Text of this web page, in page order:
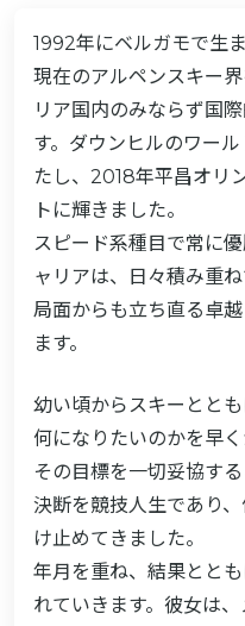
2 トレーニングと準備
スキー用エアバッグ
3-1 大会運営の課題
1992年にベルガモで生
現在のアルペンスキー
リア国内のみならず国
す。ダウンヒルのワー
たし、2018年平昌オリ
トに輝きました。
スピード系種目で常に
ャリアは、日々積み重
局面からも立ち直る卓
ます。
幼い頃からスキーとと
何になりたいのかを早
その目標を一切妥協す
決断を競技人生であり
け止めてきました。
年月を重ね、結果とと
れていきます。彼女は